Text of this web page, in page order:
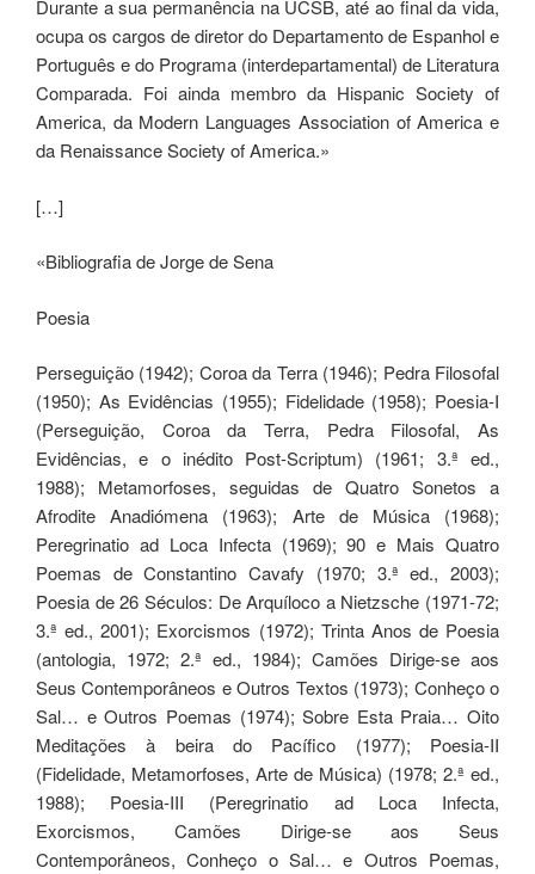
Durante a sua permanência na UCSB, até ao final da vida,
ocupa os cargos de diretor do Departamento de Espanhol e
Português e do Programa (interdepartamental) de Literatura
Comparada. Foi ainda membro da Hispanic Society of
America, da Modern Languages Association of America e
da Renaissance Society of America.»
[…]
«Bibliografia de Jorge de Sena
Poesia
Perseguição (1942); Coroa da Terra (1946); Pedra Filosofal
(1950); As Evidências (1955); Fidelidade (1958); Poesia-I
(Perseguição, Coroa da Terra, Pedra Filosofal, As
Evidências, e o inédito Post-Scriptum) (1961; 3.ª ed.,
1988); Metamorfoses, seguidas de Quatro Sonetos a
Afrodite Anadiómena (1963); Arte de Música (1968);
Peregrinatio ad Loca Infecta (1969); 90 e Mais Quatro
Poemas de Constantino Cavafy (1970; 3.ª ed., 2003);
Poesia de 26 Séculos: De Arquíloco a Nietzsche (1971-72;
3.ª ed., 2001); Exorcismos (1972); Trinta Anos de Poesia
(antologia, 1972; 2.ª ed., 1984); Camões Dirige-se aos
Seus Contemporâneos e Outros Textos (1973); Conheço o
Sal… e Outros Poemas (1974); Sobre Esta Praia… Oito
Meditações à beira do Pacífico (1977); Poesia-II
(Fidelidade, Metamorfoses, Arte de Música) (1978; 2.ª ed.,
1988); Poesia-III (Peregrinatio ad Loca Infecta,
Exorcismos, Camões Dirige-se aos Seus
Contemporâneos, Conheço o Sal… e Outros Poemas,